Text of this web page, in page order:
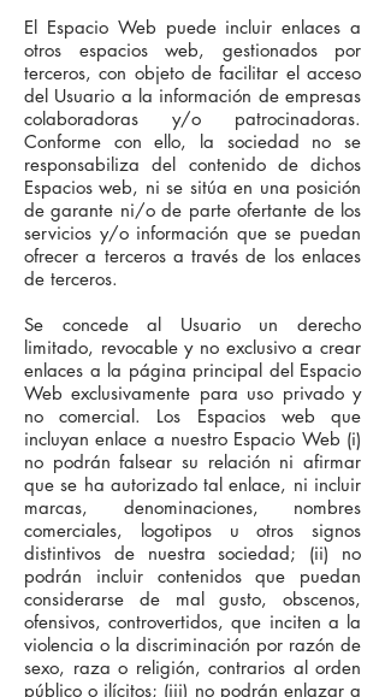
El Espacio Web puede incluir enlaces a
otros espacios web, gestionados por
terceros, con objeto de facilitar el acceso
del Usuario a la información de empresas
colaboradoras y/o patrocinadoras.
Conforme con ello, la sociedad no se
responsabiliza del contenido de dichos
Espacios web, ni se sitúa en una posición
de garante ni/o de parte ofertante de los
servicios y/o información que se puedan
ofrecer a terceros a través de los enlaces
de terceros.
Se concede al Usuario un derecho
limitado, revocable y no exclusivo a crear
enlaces a la página principal del Espacio
Web exclusivamente para uso privado y
no comercial. Los Espacios web que
incluyan enlace a nuestro Espacio Web (i)
no podrán falsear su relación ni afirmar
que se ha autorizado tal enlace, ni incluir
marcas, denominaciones, nombres
comerciales, logotipos u otros signos
distintivos de nuestra sociedad; (ii) no
podrán incluir contenidos que puedan
considerarse de mal gusto, obscenos,
ofensivos, controvertidos, que inciten a la
violencia o la discriminación por razón de
sexo, raza o religión, contrarios al orden
público o ilícitos; (iii) no podrán enlazar a